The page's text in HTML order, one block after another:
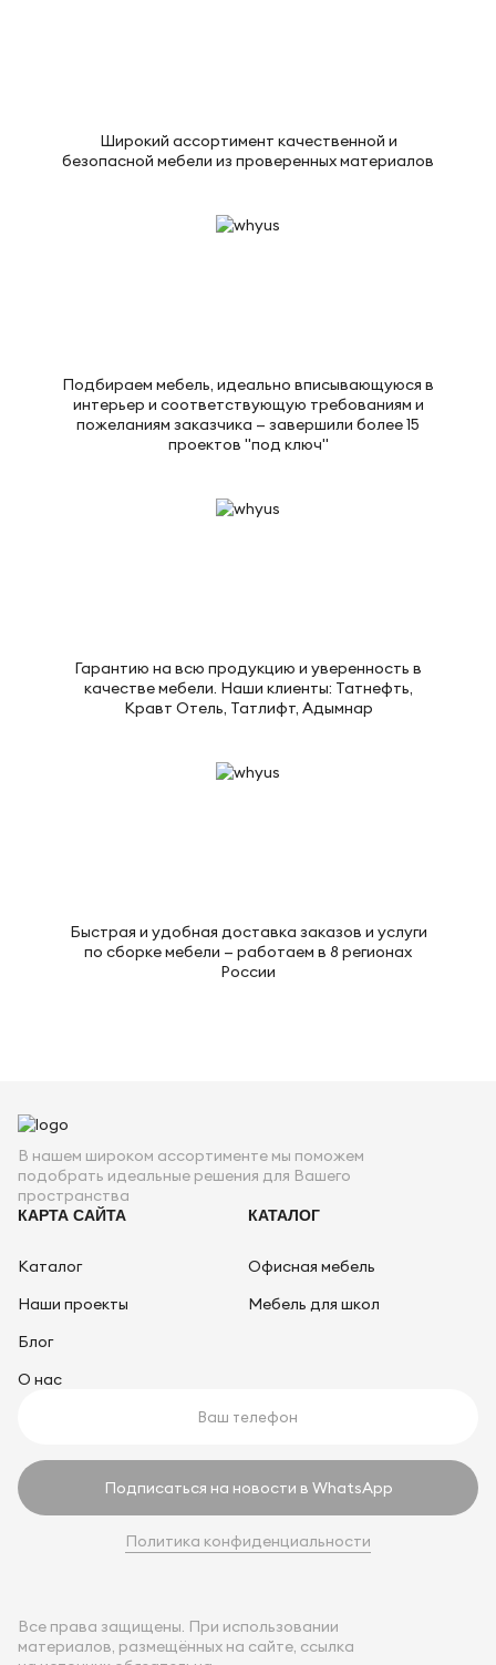
Широкий ассортимент качественной и
безопасной мебели из проверенных материалов
Подбираем мебель, идеально вписывающуюся в
интерьер и соответствующую требованиям и
пожеланиям заказчика — завершили более 15
проектов "под ключ"
Гарантию на всю продукцию и уверенность в
качестве мебели. Наши клиенты: Татнефть,
Кравт Отель, Татлифт, Адымнар
Быстрая и удобная доставка заказов и услуги
по сборке мебели — работаем в 8 регионах
России
В нашем широком ассортименте мы поможем
подобрать идеальные решения для Вашего
пространства
КАРТА САЙТА
Каталог
Наши проекты
Блог
О нас
КАТАЛОГ
Офисная мебель
Мебель для школ
Подписаться на новости в WhatsApp
Политика конфиденциальности
Все права защищены. При использовании
материалов, размещённых на сайте, ссылка